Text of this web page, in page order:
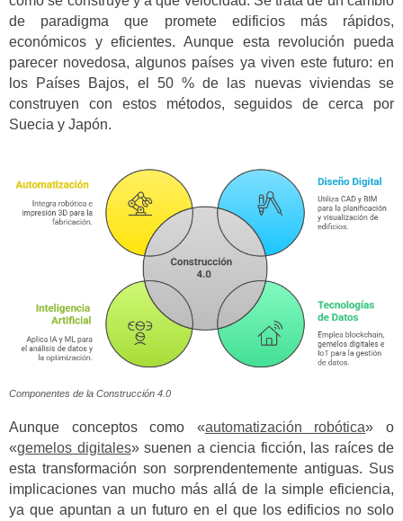
de paradigma que promete edificios más rápidos,
económicos y eficientes. Aunque esta revolución pueda
parecer novedosa, algunos países ya viven este futuro: en
los Países Bajos, el 50 % de las nuevas viviendas se
construyen con estos métodos, seguidos de cerca por
Suecia y Japón.
Componentes de la Construcción 4.0
Aunque conceptos como «automatización robótica» o
«gemelos digitales» suenen a ciencia ficción, las raíces de
esta transformación son sorprendentemente antiguas. Sus
implicaciones van mucho más allá de la simple eficiencia,
ya que apuntan a un futuro en el que los edificios no solo